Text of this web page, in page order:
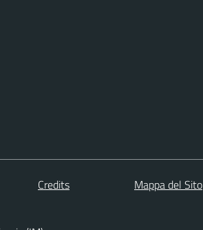
Credits Mappa del Sito